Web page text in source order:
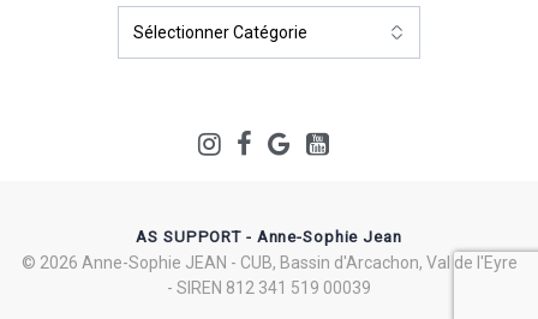
AS SUPPORT - Anne-Sophie Jean
© 2026 Anne-Sophie JEAN - CUB, Bassin d'Arcachon, Val de l'Eyre
- SIREN 812 341 519 00039